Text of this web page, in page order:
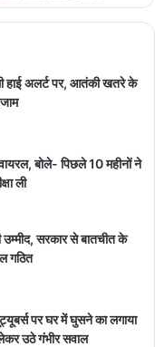
हाई अलर्ट पर, आतंकी खतरे के
बोले- पिछले 10 महीनों ने
ली
उम्मीद, सरकार से बातचीत के
गठित
पर घर में घुसने का लगाया
उठे गंभीर सवाल